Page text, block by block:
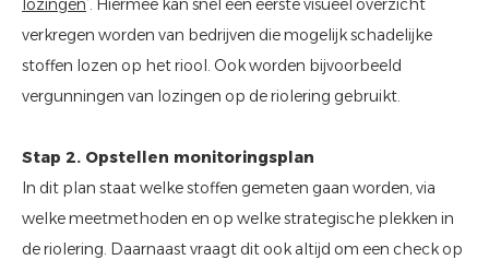
lozingen’. Hiermee kan snel een eerste visueel overzicht
verkregen worden van bedrijven die mogelijk schadelijke
stoffen lozen op het riool. Ook worden bijvoorbeeld
vergunningen van lozingen op de riolering gebruikt.
Stap 2. Opstellen monitoringsplan
In dit plan staat welke stoffen gemeten gaan worden, via
welke meetmethoden en op welke strategische plekken in
de riolering. Daarnaast vraagt dit ook altijd om een check op